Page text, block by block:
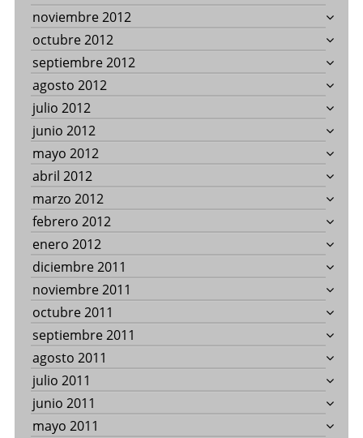
noviembre 2012
octubre 2012
septiembre 2012
agosto 2012
julio 2012
junio 2012
mayo 2012
abril 2012
marzo 2012
febrero 2012
enero 2012
diciembre 2011
noviembre 2011
octubre 2011
septiembre 2011
agosto 2011
julio 2011
junio 2011
mayo 2011